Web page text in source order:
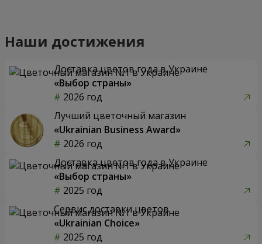
Наши достижения
Доставка цветов года в Украине
«Выбор страны»
2026 год
Лучший цветочный магазин
«Ukrainian Business Award»
2026 год
Доставка цветов года в Украине
«Выбор страны»
2025 год
Сервис доставки цветов
«Ukrainian Choice»
2025 год